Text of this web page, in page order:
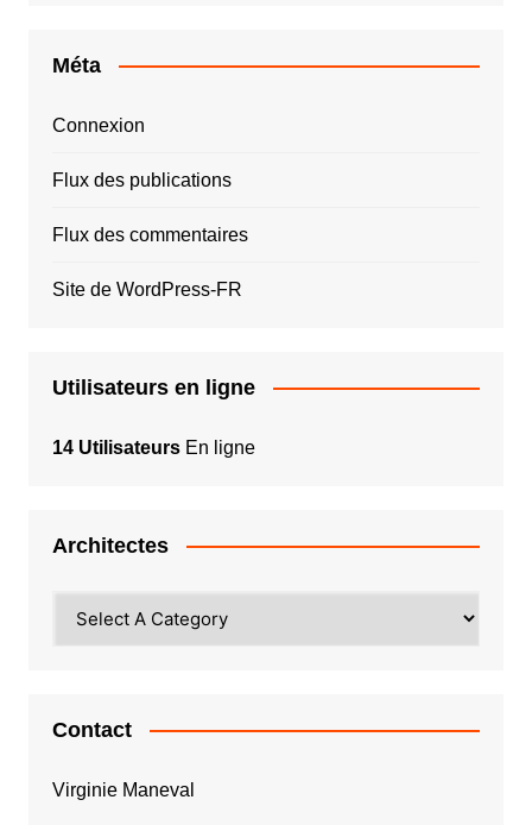
Méta
Connexion
Flux des publications
Flux des commentaires
Site de WordPress-FR
Utilisateurs en ligne
14 UtilisateursEn ligne
Architectes
Contact
Virginie Maneval